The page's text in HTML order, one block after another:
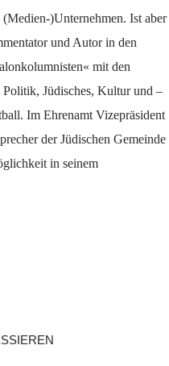
)Unternehmen. Ist aber
und Autor in den
mit den
Jüdisches, Kultur und –
Im Ehrenamt Vizepräsident
der Jüdischen Gemeinde
in seinem